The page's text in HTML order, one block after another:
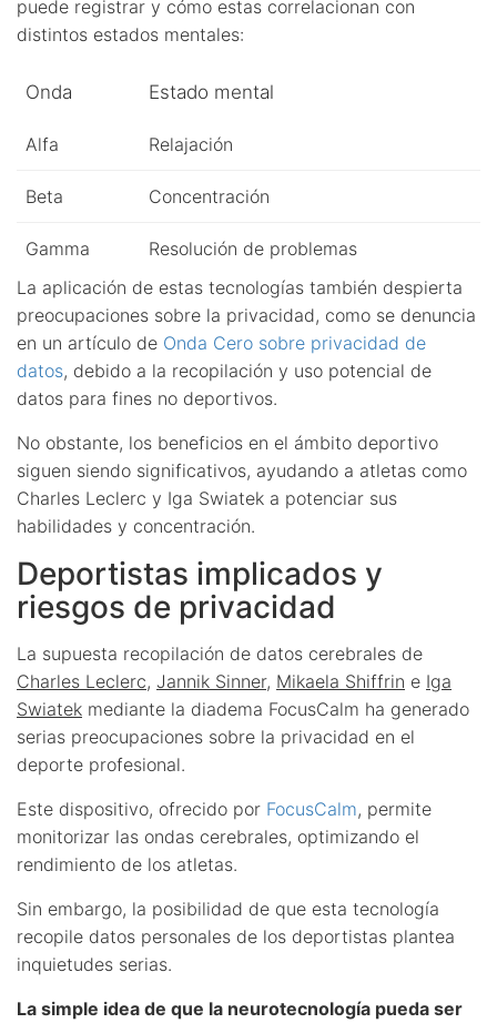
puede registrar y cómo estas correlacionan con
distintos estados mentales:
Onda Estado mental
Alfa Relajación
Beta Concentración
Gamma
Resolución de problemas
La aplicación de estas tecnologías también despierta
preocupaciones sobre la privacidad, como se denuncia
en un artículo de Onda Cero sobre privacidad de
datos, debido a la recopilación y uso potencial de
datos para fines no deportivos.
No obstante, los beneficios en el ámbito deportivo
siguen siendo significativos, ayudando a atletas como
Charles Leclerc y Iga Swiatek a potenciar sus
habilidades y concentración.
Deportistas implicados y
riesgos de privacidad
La supuesta recopilación de datos cerebrales de
Charles Leclerc, Jannik Sinner, Mikaela Shiffrin e Iga
Swiatek mediante la diadema FocusCalm ha generado
serias preocupaciones sobre la privacidad en el
deporte profesional.
Este dispositivo, ofrecido por FocusCalm, permite
monitorizar las ondas cerebrales, optimizando el
rendimiento de los atletas.
Sin embargo, la posibilidad de que esta tecnología
recopile datos personales de los deportistas plantea
inquietudes serias.
La simple idea de que la neurotecnología pueda ser